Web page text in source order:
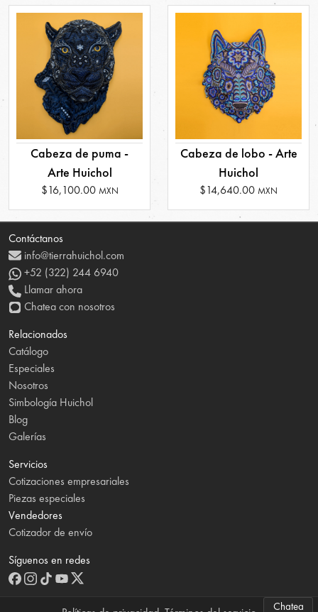
Cabeza de puma -
Arte Huichol
$16,100.00 MXN
Cabeza de lobo - Arte
Huichol
$14,640.00 MXN
Chatea
Contáctanos
info@tierrahuichol.com
+52 (322) 244 6940
Llamar ahora
Chatea con nosotros
Relacionados
Catálogo
Especiales
Nosotros
Simbología Huichol
Blog
Galerías
Servicios
Cotizaciones empresariales
Piezas especiales
Vendedores
Cotizador de envío
Síguenos en redes